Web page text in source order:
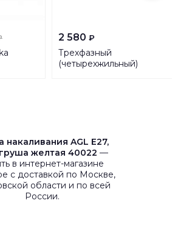
2 580 ₽
Трехфазный
(четырехжильный)
накаливания AGL Е27,
желтая 40022 —
в интернет-магазине
с доставкой по Москве,
области и по всей
России.